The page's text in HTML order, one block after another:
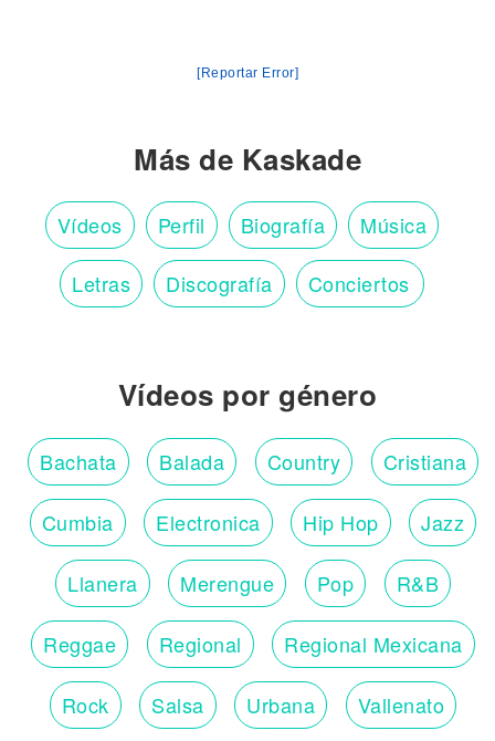
[Reportar Error]
Más de Kaskade
Vídeos Perfil Biografía Música
Letras Discografía Conciertos
Vídeos por género
Bachata Balada Country Cristiana
Cumbia Electronica Hip Hop Jazz
Llanera Merengue Pop R&B
Reggae Regional Regional Mexicana
Rock Salsa Urbana Vallenato